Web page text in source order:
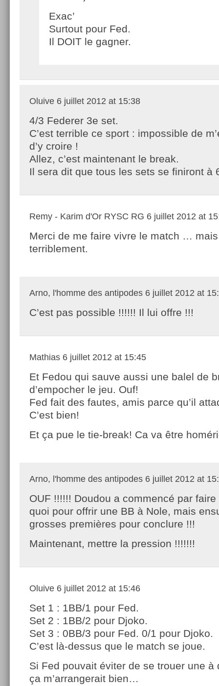
Exac’
Surtout pour Fed.
Il DOIT le gagner.
Oluive 6 juillet 2012 at 15:38
4/3 Federer 3e set.
C’est terrible ce sport : impossible de
d’y croire !
Allez, c’est maintenant le break.
Il sera dit que tous les sets se finiront à
Remy - Karim d'Or RYSC RG 6 juillet 2012 at
Merci de me faire vivre le match …
terriblement.
Arno, l'homme des antipodes 6 juillet 2012 at
C’est pas possible !!!!!! Il lui offre !!!
Mathias 6 juillet 2012 at 15:45
Et Fedou qui sauve aussi une balel de
d’empocher le jeu. Ouf!
Fed fait des fautes, amis parce qu’il
C’est bien!
Et ça pue le tie-break! Ca va être
Arno, l'homme des antipodes 6 juillet 2012 at
OUF !!!!!! Doudou a commencé par faire
quoi pour offrir une BB à Nole, mais
grosses premières pour conclure !!!
Maintenant, mettre la pression !!!!!!!
Oluive 6 juillet 2012 at 15:46
Set 1 : 1BB/1 pour Fed.
Set 2 : 1BB/2 pour Djoko.
Set 3 : 0BB/3 pour Fed. 0/1 pour Djoko.
C’est là-dessus que le match se joue.
Si Fed pouvait éviter de se trouer une à
ça m’arrangerait bien…